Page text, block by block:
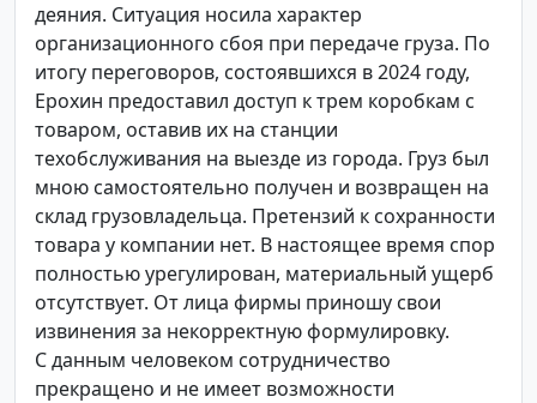
деяния. Ситуация носила характер
организационного сбоя при передаче груза. По
итогу переговоров, состоявшихся в 2024 году,
Ерохин предоставил доступ к трем коробкам с
товаром, оставив их на станции
техобслуживания на выезде из города. Груз был
мною самостоятельно получен и возвращен на
склад грузовладельца. Претензий к сохранности
товара у компании нет. В настоящее время спор
полностью урегулирован, материальный ущерб
отсутствует. От лица фирмы приношу свои
извинения за некорректную формулировку.
С данным человеком сотрудничество
прекращено и не имеет возможности